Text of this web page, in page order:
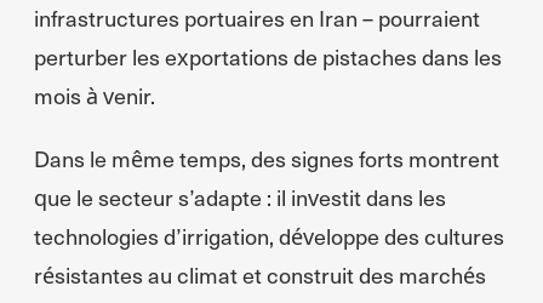
infrastructures portuaires en Iran – pourraient
perturber les exportations de pistaches dans les
mois à venir.
Dans le même temps, des signes forts montrent
que le secteur s’adapte : il investit dans les
technologies d’irrigation, développe des cultures
résistantes au climat et construit des marchés